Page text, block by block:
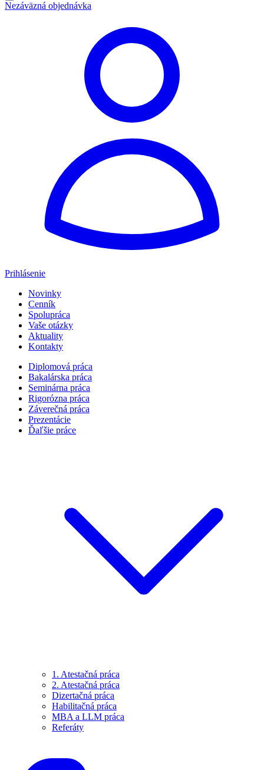
Nezáväzná objednávka
Prihlásenie
Novinky
Cenník
Spolupráca
Vaše otázky
Aktuality
Kontakty
Diplomová práca
Bakalárska práca
Seminárna práca
Rigorózna práca
Záverečná práca
Prezentácie
Ďaľšie práce
1. Atestačná práca
2. Atestačná práca
Dizertačná práca
Habilitačná práca
MBA a LLM práca
Referáty